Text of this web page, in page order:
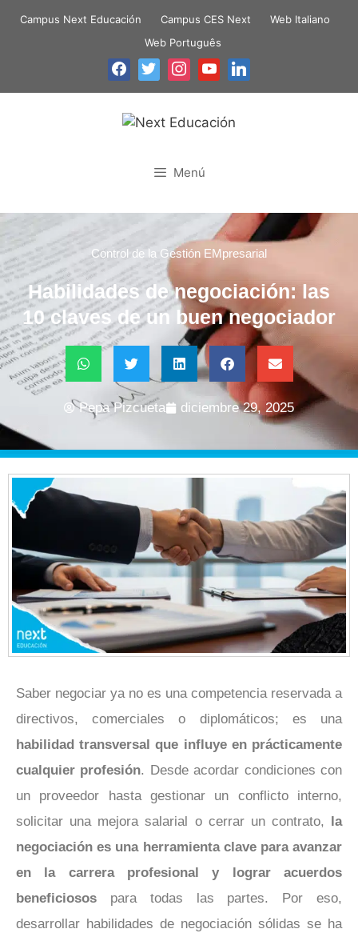
Campus Next Educación Campus CES Next
Web Italiano
Web Português
Menú
Control de la Gestión EMpresarial
Habilidades de negociación: las
10 claves de un buen negociador
Pepa Pizcueta diciembre 29, 2025
Saber negociar ya no es una competencia reservada a
directivos, comerciales o diplomáticos; es una
habilidad transversal que influye en prácticamente
cualquier profesión. Desde acordar condiciones con
un proveedor hasta gestionar un conflicto interno,
solicitar una mejora salarial o cerrar un contrato,
la
negociación es una herramienta clave para avanzar
en la carrera profesional y lograr acuerdos
beneficiosos para todas las partes. Por eso,
desarrollar habilidades de negociación sólidas se ha